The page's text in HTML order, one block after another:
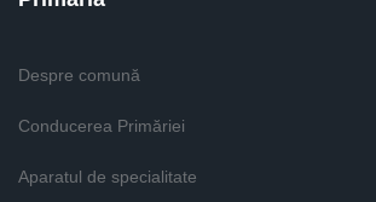
Despre comună
Conducerea Primăriei
Aparatul de specialitate